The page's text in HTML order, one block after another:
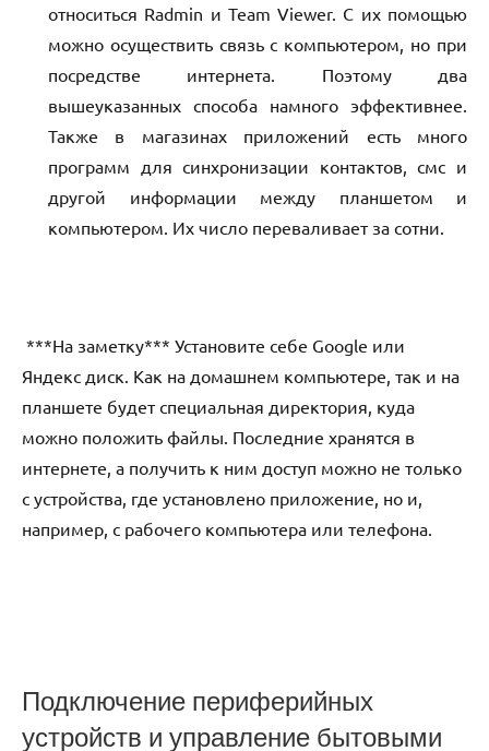
относиться Rаdmin и Team Viewer. С их помощью
можно осуществить связь с компьютером, но при
посредстве интернета. Поэтому два
вышеуказанных способа намного эффективнее.
Также в магазинах приложений есть много
программ для синхронизации контактов, смс и
другой информации между планшетом и
компьютером. Их число переваливает за сотни.
***На заметку*** Установите себе Google или
Яндекс диск. Как на домашнем компьютере, так и на
планшете будет специальная директория, куда
можно положить файлы. Последние хранятся в
интернете, а получить к ним доступ можно не только
с устройства, где установлено приложение, но и,
например, с рабочего компьютера или телефона.
Подключение периферийных
устройств и управление бытовыми